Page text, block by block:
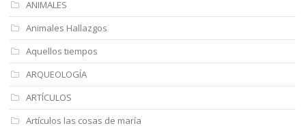
ANIMALES
Animales Hallazgos
Aquellos tiempos
ARQUEOLOGÍA
ARTÍCULOS
Artículos las cosas de maría